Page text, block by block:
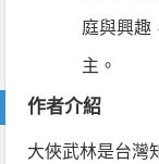
庭與興趣
主。
作者介紹
大俠武林是台灣